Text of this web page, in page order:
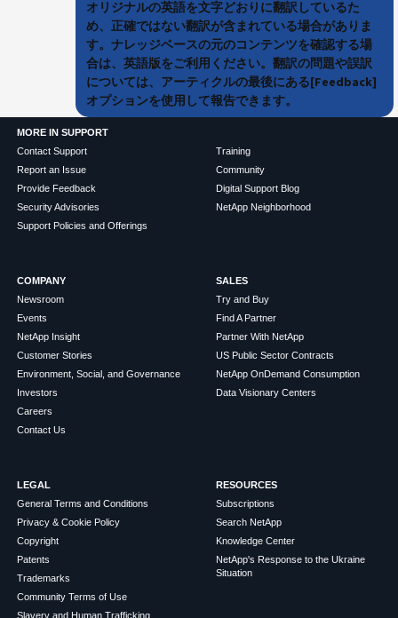
オリジナルの英語を文字どおりに翻訳しているた
め、正確ではない翻訳が含まれている場合がありま
す。ナレッジベースの元のコンテンツを確認する場
合は、英語版をご利用ください。翻訳の問題や誤訳
については、アーティクルの最後にある[Feedback]
オプションを使用して報告できます。
MORE IN SUPPORT
Contact Support
Report an Issue
Provide Feedback
Security Advisories
Support Policies and Offerings
Training
Community
Digital Support Blog
NetApp Neighborhood
COMPANY
Newsroom
Events
NetApp Insight
Customer Stories
Environment, Social, and Governance
Investors
Careers
Contact Us
SALES
Try and Buy
Find A Partner
Partner With NetApp
US Public Sector Contracts
NetApp OnDemand Consumption
Data Visionary Centers
LEGAL
General Terms and Conditions
Privacy & Cookie Policy
Copyright
Patents
Trademarks
Community Terms of Use
Slavery and Human Trafficking
RESOURCES
Subscriptions
Search NetApp
Knowledge Center
NetApp's Response to the Ukraine
Situation